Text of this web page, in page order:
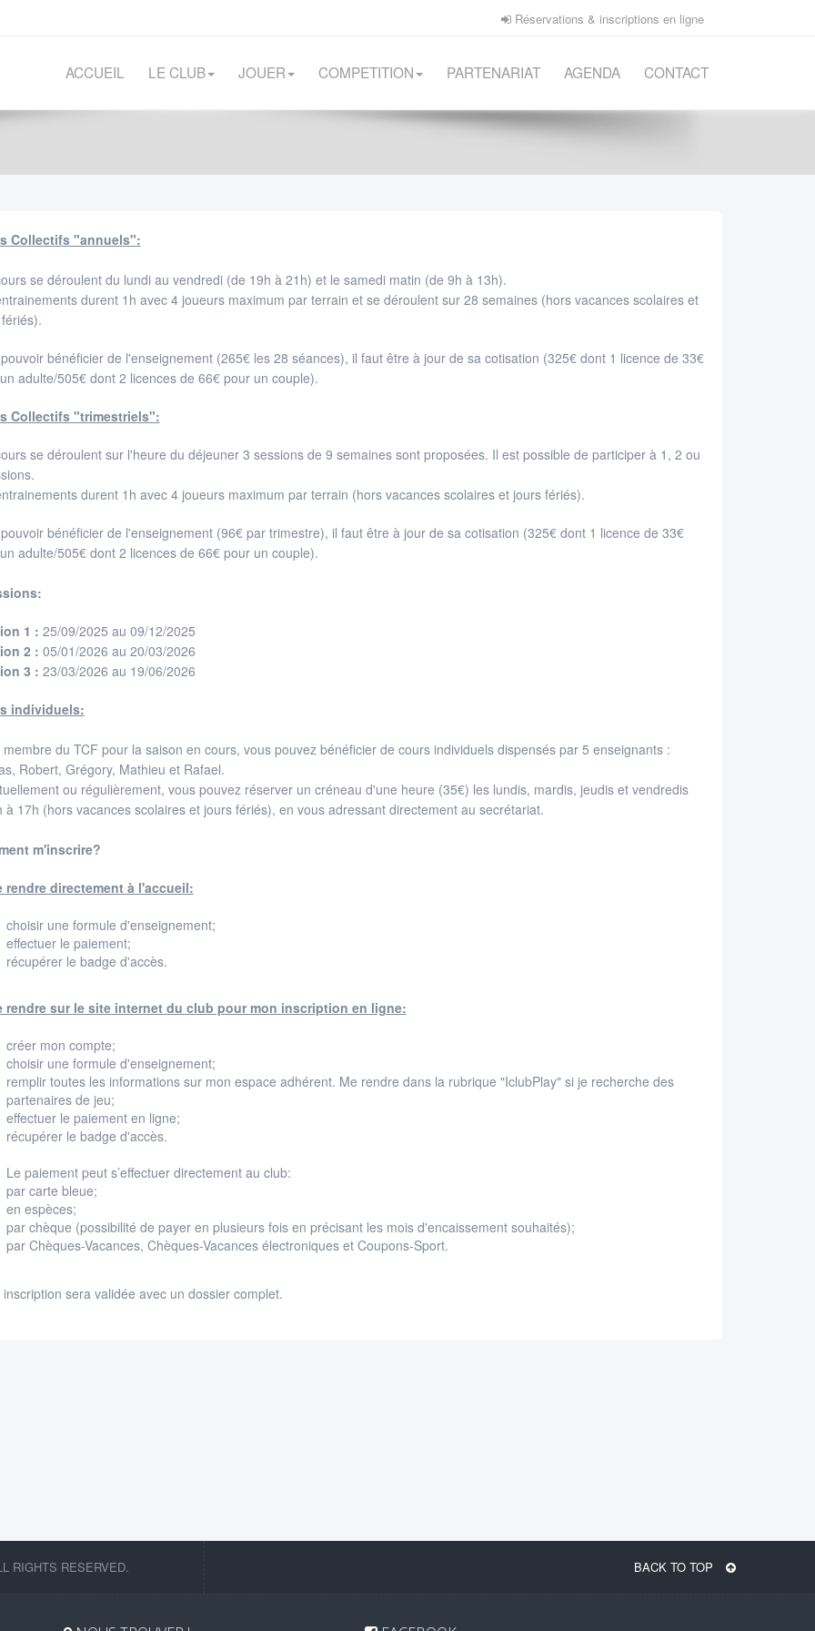
Réservations & inscriptions en ligne
ACCUEIL LE CLUB JOUER COMPETITION PARTENARIAT AGENDA CONTACT
Collectifs "annuels":
se déroulent du lundi au vendredi (de 19h à 21h) et le samedi matin (de 9h à 13h).
durent 1h avec 4 joueurs maximum par terrain et se déroulent sur 28 semaines (hors vacances scolaires et
bénéficier de l'enseignement (265€ les 28 séances), il faut être à jour de sa cotisation (325€ dont 1 licence de 33€
adulte/505€ dont 2 licences de 66€ pour un couple).
Collectifs "trimestriels":
se déroulent sur l'heure du déjeuner 3 sessions de 9 semaines sont proposées. Il est possible de participer à 1, 2 ou
durent 1h avec 4 joueurs maximum par terrain (hors vacances scolaires et jours fériés).
bénéficier de l'enseignement (96€ par trimestre), il faut être à jour de sa cotisation (325€ dont 1 licence de 33€
adulte/505€ dont 2 licences de 66€ pour un couple).
1 : 25/09/2025 au 09/12/2025
2 : 05/01/2026 au 20/03/2026
3 : 23/03/2026 au 19/06/2026
individuels:
membre du TCF pour la saison en cours, vous pouvez bénéficier de cours individuels dispensés par 5 enseignants :
Robert, Grégory, Mathieu et Rafael.
ou régulièrement, vous pouvez réserver un créneau d'une heure (35€) les lundis, mardis, jeudis et vendredis
à 17h (hors vacances scolaires et jours fériés), en vous adressant directement au secrétariat.
m'inscrire?
rendre directement à l'accueil:
choisir une formule d'enseignement;
effectuer le paiement;
récupérer le badge d'accès.
rendre sur le site internet du club pour mon inscription en ligne:
créer mon compte;
choisir une formule d'enseignement;
remplir toutes les informations sur mon espace adhérent. Me rendre dans la rubrique "IclubPlay" si je recherche des
partenaires de jeu;
effectuer le paiement en ligne;
récupérer le badge d'accès.
Le paiement peut s’effectuer directement au club:
par carte bleue;
en espèces;
par chèque (possibilité de payer en plusieurs fois en précisant les mois d'encaissement souhaités);
par Chèques-Vacances, Chèques-Vacances électroniques et Coupons-Sport.
inscription sera validée avec un dossier complet.
RIGHTS RESERVED. BACK TO TOP